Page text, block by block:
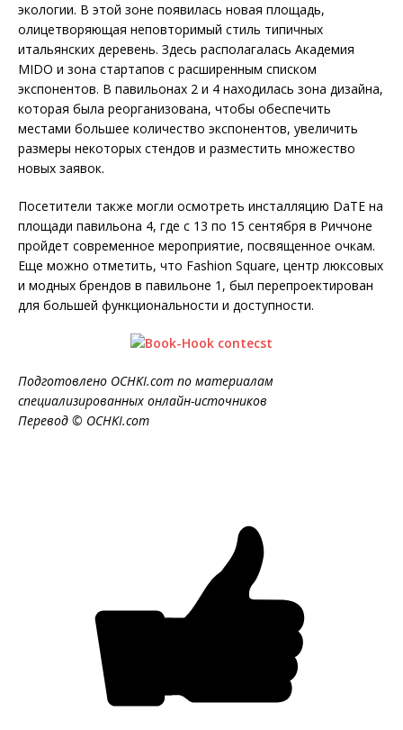
экологии. В этой зоне появилась новая площадь,
олицетворяющая неповторимый стиль типичных
итальянских деревень. Здесь располагалась Академия
MIDO и зона стартапов с расширенным списком
экспонентов. В павильонах 2 и 4 находилась зона дизайна,
которая была реорганизована, чтобы обеспечить
местами большее количество экспонентов, увеличить
размеры некоторых стендов и разместить множество
новых заявок.
Посетители также могли осмотреть инсталляцию DaTE на
площади павильона 4, где с 13 по 15 сентября в Риччоне
пройдет современное мероприятие, посвященное очкам.
Еще можно отметить, что Fashion Square, центр люксовых
и модных брендов в павильоне 1, был перепроектирован
для большей функциональности и доступности.
Подготовлено OCHKI.com по материалам
специализированных онлайн-источников
Перевод © OCHKI.com